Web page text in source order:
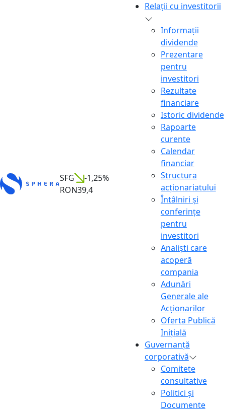
SFG
-1,25%
RON39,4
Relații cu investitorii
Informații
dividende
Prezentare
pentru
investitori
Rezultate
financiare
Istoric dividende
Rapoarte
curente
Calendar
financiar
Structura
acționariatului
Întâlniri și
conferințe
pentru
investitori
Analiști care
acoperă
compania
Adunări
Generale ale
Acționarilor
Oferta Publică
Inițială
Guvernanță
corporativă
Comitete
consultative
Politici și
Documente